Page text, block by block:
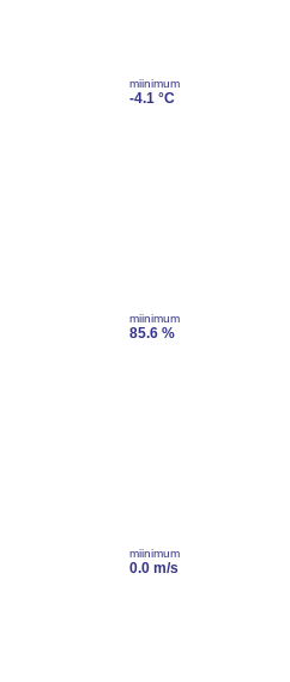
miinimum
-4.1 °C
miinimum
85.6 %
miinimum
0.0 m/s